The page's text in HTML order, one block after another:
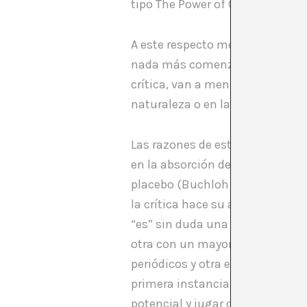
tipo The Power of Criticism
A este respecto me gustaría
nada más comenzar se citaba
crítica, van a menudo juntos
naturaleza o en la lógica
Las razones de esta crisis son
en la absorción de espacios
placebo (Buchloh dixit) sin
la crítica hace su aparición,
“es” sin duda una forma
otra con un mayor contenido
periódicos y otra en catálogos
primera instancia, una
potencial y jugar con ello de